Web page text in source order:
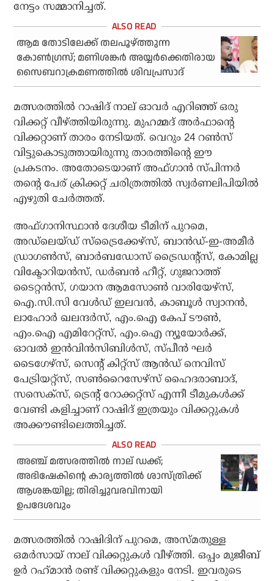
നേട്ടം സമ്മാനിച്ചത്.
ആമ തോടിലേക്ക് തലപൂഴ്ത്തുന്ന
കോണ്‍ഗ്രസ്; മണിശങ്കര്‍ അയ്യര്‍ക്കെതിരായ
സൈബറാക്രമണത്തില്‍ ശിവപ്രസാദ്
മത്സരത്തില്‍ റാഷിദ് നാല് ഓവര്‍ എറിഞ്ഞ് ഒരു
വിക്കറ്റ് വീഴ്ത്തിയിരുന്നു. മുഹമ്മദ് അര്‍ഫാന്റെ
വിക്കറ്റാണ് താരം നേടിയത്. വെറും 24 റണ്‍സ്
വിട്ടുകൊടുത്തായിരുന്നു താരത്തിന്റെ ഈ
പ്രകടനം. അതോടെയാണ് അഫ്ഗാന്‍ സ്പിന്നര്‍
തന്റെ പേര് ക്രിക്കറ്റ് ചരിത്രത്തില്‍ സ്വര്‍ണലിപിയില്‍
എഴുതി ചേര്‍ത്തത്.
അഫ്ഗാനിസ്ഥാന്‍ ദേശീയ ടീമിന് പുറമെ,
അഡ്‌ലെയ്ഡ് സ്‌ട്രൈക്കേഴ്സ്, ബാന്‍ഡ്-ഇ-അമീര്‍
ഡ്രാഗണ്‍സ്, ബാര്‍ബഡോസ് ട്രൈഡന്റ്സ്, കോമില്ല
വിക്ടോറിയന്‍സ്, ഡര്‍ബന്‍ ഹീറ്റ്, ഗുജറാത്ത്
ടൈറ്റന്‍സ്, ഗയാന ആമസോണ്‍ വാരിയേഴ്സ്,
ഐ.സി.സി വേള്‍ഡ് ഇലവന്‍, കാബൂള്‍ സ്വാനന്‍,
ലാഹോര്‍ ഖലന്ദര്‍സ്, എം.ഐ കേപ് ടൗണ്‍,
എം.ഐ എമിറേറ്റ്സ്, എം.ഐ ന്യൂയോര്‍ക്ക്,
ഓവല്‍ ഇന്‍വിന്‍സിബിള്‍സ്, സ്പീന്‍ ഘര്‍
ടൈഗേഴ്സ്, സെന്റ് കിറ്റ്സ് ആന്‍ഡ് നെവിസ്
പേട്രിയറ്റ്സ്, സണ്‍റൈസേഴ്സ് ഹൈദരാബാദ്,
സസെക്സ്, ട്രെന്റ് റോക്കറ്റ്സ് എന്നീ ടീമുകള്‍ക്ക്
വേണ്ടി കളിച്ചാണ് റാഷിദ് ഇത്രയും വിക്കറ്റുകള്‍
അക്കൗണ്ടിലെത്തിച്ചത്.
അഞ്ച് മത്സരത്തില്‍ നാല് ഡക്ക്;
അഭിഷേകിന്റെ കാര്യത്തില്‍ ശാസ്ത്രിക്ക്
ആശങ്കയില്ല; തിരിച്ചുവരവിനായി
ഉപദേശവും
മത്സരത്തില്‍ റാഷിദിന് പുറമെ, അസ്മതുള്ള
ഒമര്‍സായ് നാല് വിക്കറ്റുകള്‍ വീഴ്ത്തി. ഒപ്പം മുജീബ്
ഉര്‍ റഹ്‌മാന്‍ രണ്ട് വിക്കറ്റുകളും നേടി. ഇവരുടെ